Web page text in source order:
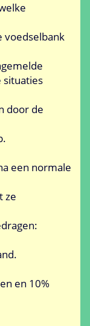
voedselbank
situaties
door de
een normale
ze
en 10%